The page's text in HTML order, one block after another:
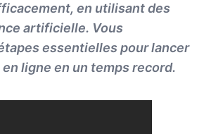
en utilisant des
artificielle. Vous
essentielles pour lancer
ligne en un temps record.